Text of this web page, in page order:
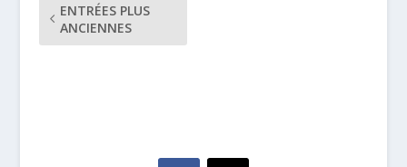
ENTRÉES PLUS
ANCIENNES